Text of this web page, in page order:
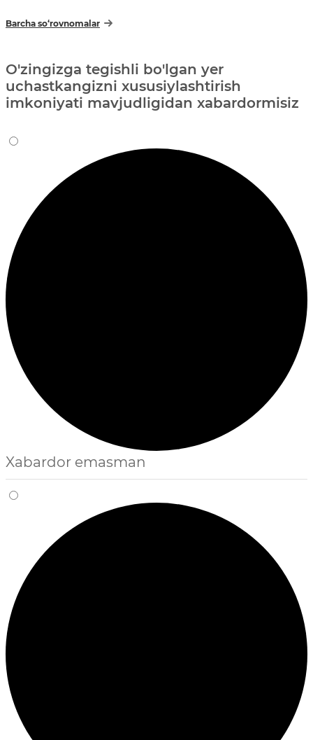
Barcha so‘rovnomalar
O'zingizga tegishli bo'lgan yer
uchastkangizni xususiylashtirish
imkoniyati mavjudligidan xabardormisiz
Xabardor emasman